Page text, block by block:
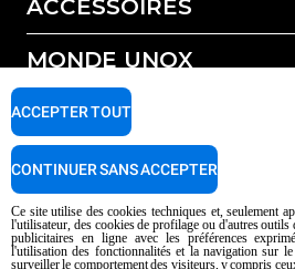
ACCESSOIRES
Tous les accessoires
Détergents pour lavage automatique
Détergents pour lavage manuel
Traitement de l'eau avec filtres à résine
MONDE UNOX
Nos bureaux dans le monde
SUPPORT
Garantie Unox
Trouver les Centres SAV
AI Content Disclaimer
Privacy
Ce site utilise des cookies techniques et, seulement
l'utilisateur, des cookies de profilage ou d'autres outils
publicitaires en ligne avec les préférences
l'utilisation des fonctionnalités et la navigation sur
surveiller le comportement des visiteurs, y compris
ACCEPTER TOUT
CONTINUER SANS ACCEPTER